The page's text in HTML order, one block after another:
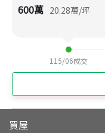
600萬 20.28萬/坪
115/06成交
買屋